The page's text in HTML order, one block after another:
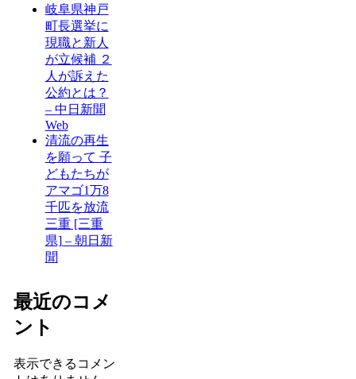
岐阜県神戸
町長選挙に
現職と新人
が立候補 ２
人が訴えた
公約とは？
– 中日新聞
Web
清流の再生
を願って 子
どもたちが
アマゴ1万8
千匹を放流
三重 [三重
県] – 朝日新
聞
最近のコメ
ント
表示できるコメン